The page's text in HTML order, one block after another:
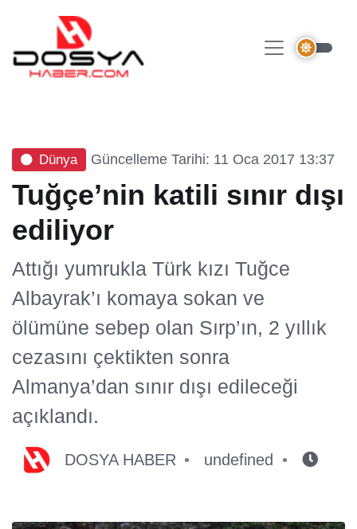
Dünya Güncelleme Tarihi: 11 Oca 2017 13:37
Tuğçe’nin katili sınır dışı
ediliyor
Attığı yumrukla Türk kızı Tuğce
Albayrak’ı komaya sokan ve
ölümüne sebep olan Sırp’ın, 2 yıllık
cezasını çektikten sonra
Almanya’dan sınır dışı edileceği
açıklandı.
DOSYA HABER undefined